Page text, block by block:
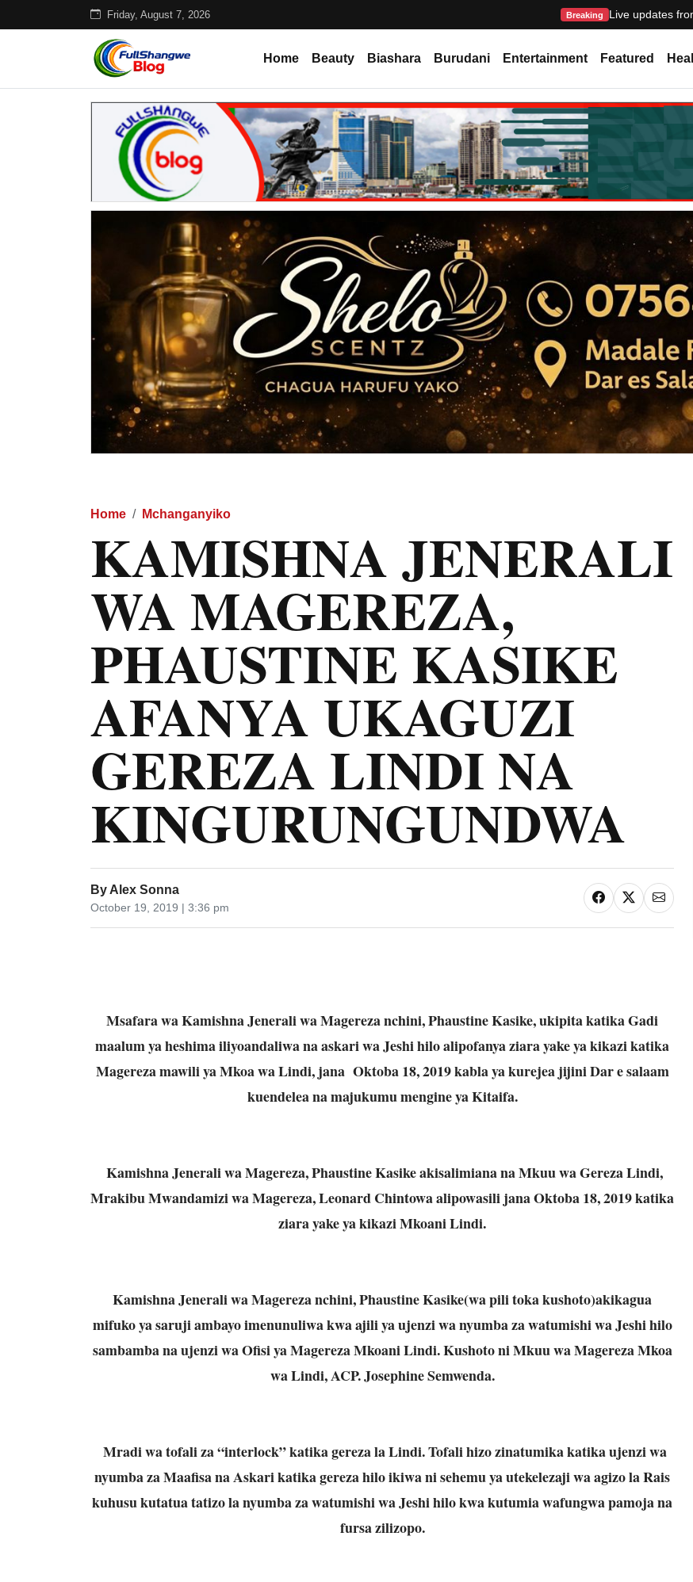
Friday, August 7, 2026 Breaking Live updates
Home Beauty Biashara Burudani Entertainment Featured
Home Mchanganyiko
KAMISHNA JENERALI
WA MAGEREZA,
PHAUSTINE KASIKE
AFANYA UKAGUZI
GEREZA LINDI NA
KINGURUNGUNDWA
By Alex Sonna
October 19, 2019 | 3:36 pm
Msafara wa Kamishna Jenerali wa Magereza nchini, Phaustine Kasike, ukipita katika Gadi
maalum ya heshima iliyoandaliwa na askari wa Jeshi hilo alipofanya ziara yake ya kikazi katika
Magereza mawili ya Mkoa wa Lindi, jana Oktoba 18, 2019 kabla ya kurejea jijini Dar e salaam
kuendelea na majukumu mengine ya Kitaifa.
Kamishna Jenerali wa Magereza, Phaustine Kasike akisalimiana na Mkuu wa Gereza Lindi,
Mrakibu Mwandamizi wa Magereza, Leonard Chintowa alipowasili jana Oktoba 18, 2019 katika
ziara yake ya kikazi Mkoani Lindi.
Kamishna Jenerali wa Magereza nchini, Phaustine Kasike(wa pili toka kushoto)akikagua
mifuko ya saruji ambayo imenunuliwa kwa ajili ya ujenzi wa nyumba za watumishi wa Jeshi hilo
sambamba na ujenzi wa Ofisi ya Magereza Mkoani Lindi. Kushoto ni Mkuu wa Magereza Mkoa
wa Lindi, ACP. Josephine Semwenda.
Mradi wa tofali za “interlock” katika gereza la Lindi. Tofali hizo zinatumika katika ujenzi wa
nyumba za Maafisa na Askari katika gereza hilo ikiwa ni sehemu ya utekelezaji wa agizo la Rais
kuhusu kutatua tatizo la nyumba za watumishi wa Jeshi hilo kwa kutumia wafungwa pamoja na
fursa zilizopo.